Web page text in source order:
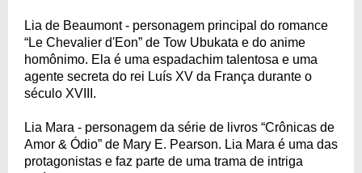
Lia de Beaumont - personagem principal do romance
“Le Chevalier d'Eon” de Tow Ubukata e do anime
homônimo. Ela é uma espadachim talentosa e uma
agente secreta do rei Luís XV da França durante o
século XVIII.
Lia Mara - personagem da série de livros “Crônicas de
Amor & Ódio” de Mary E. Pearson. Lia Mara é uma das
protagonistas e faz parte de uma trama de intriga